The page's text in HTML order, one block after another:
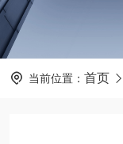
当前位置： 首页